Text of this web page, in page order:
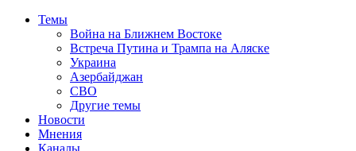
Темы
Война на Ближнем Востоке
Встреча Путина и Трампа на Аляске
Украина
Азербайджан
СВО
Другие темы
Новости
Мнения
Каналы